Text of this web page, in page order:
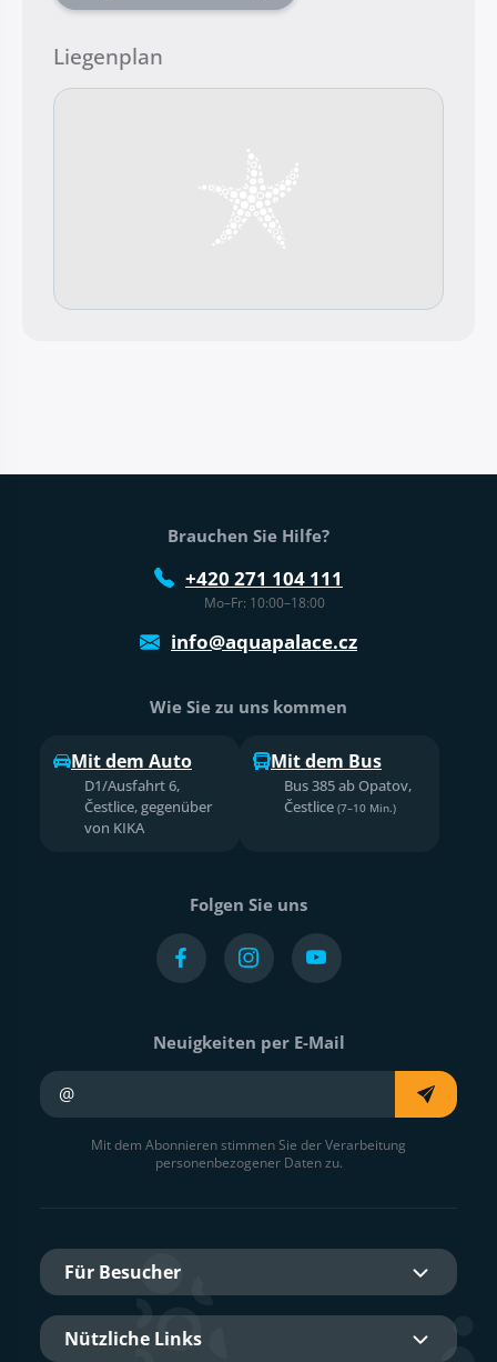
Liegenplan
Fußtext der Website
Brauchen Sie Hilfe?
+420 271 104 111
Mo–Fr: 10:00–18:00
info@aquapalace.cz
Wie Sie zu uns kommen
Mit dem Auto
D1/Ausfahrt 6,
Čestlice, gegenüber
von KIKA
Mit dem Bus
Bus 385 ab Opatov,
Čestlice (7–10 Min.)
Folgen Sie uns
Neuigkeiten per E-Mail
Mit dem Abonnieren stimmen Sie der Verarbeitung
personenbezogener Daten zu.
Für Besucher
Nützliche Links